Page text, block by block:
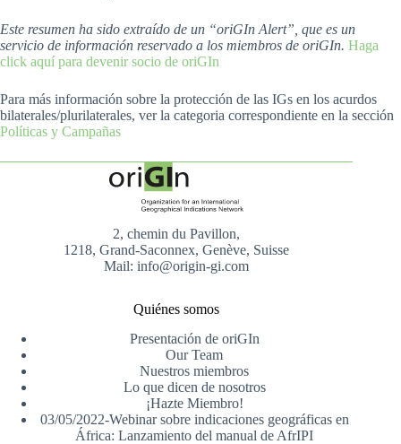
Este resumen ha sido extraído de un “oriGIn Alert”, que es un
servicio de información reservado a los miembros de oriGIn. Haga
click aquí para devenir socio de oriGIn
Para más información sobre la protección de las IGs en los acurdos
bilaterales/plurilaterales, ver la categoria correspondiente en la sección
Políticas y Campañas
2, chemin du Pavillon,
1218, Grand-Saconnex, Genève, Suisse
Mail: info@origin-gi.com
Quiénes somos
Presentación de oriGIn
Our Team
Nuestros miembros
Lo que dicen de nosotros
¡Hazte Miembro!
03/05/2022-Webinar sobre indicaciones geográficas en
África: Lanzamiento del manual de AfrIPI